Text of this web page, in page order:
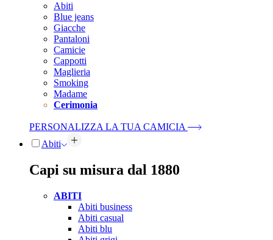
Abiti
Blue jeans
Giacche
Pantaloni
Camicie
Cappotti
Maglieria
Smoking
Madame
Cerimonia
PERSONALIZZA LA TUA CAMICIA
Abiti
Capi su misura dal 1880
ABITI
Abiti business
Abiti casual
Abiti blu